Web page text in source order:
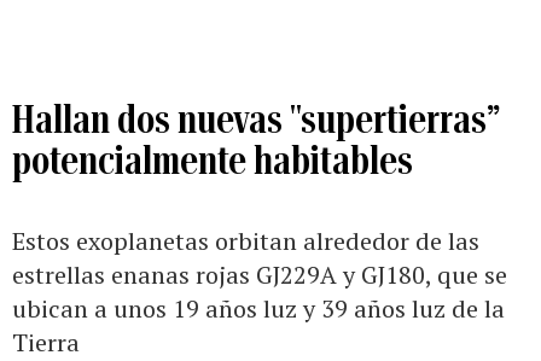
Hallan dos nuevas "supertierras”
potencialmente habitables
Estos exoplanetas orbitan alrededor de las
estrellas enanas rojas GJ229A y GJ180, que se
ubican a unos 19 años luz y 39 años luz de la
Tierra